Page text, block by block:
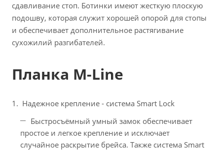
сдавливание стоп. Ботинки имеют жесткую плоскую
подошву, которая служит хорошей опорой для стопы
и обеспечивает дополнительное растягивание
сухожилий разгибателей.
Планка M-Line
Надежное крепление - система Smart Lock
Быстросъёмный умный замок обеспечивает
простое и легкое крепление и исключает
случайное раскрытие брейса. Также система Smart